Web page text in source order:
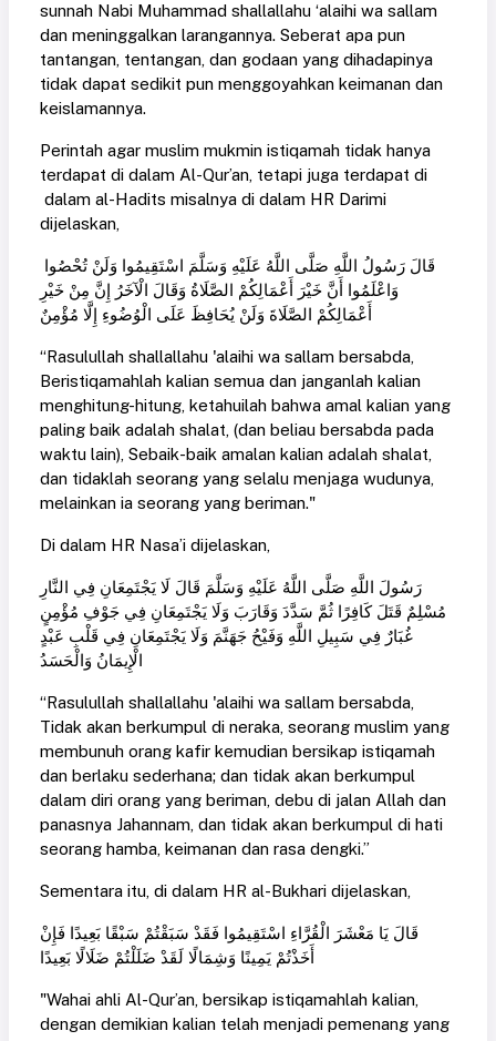
sunnah Nabi Muhammad shallallahu ‘alaihi wa sallam
dan meninggalkan larangannya. Seberat apa pun
tantangan, tentangan, dan godaan yang dihadapinya
tidak dapat sedikit pun menggoyahkan keimanan dan
keislamannya.
Perintah agar muslim mukmin istiqamah tidak hanya
terdapat di dalam Al-Qur’an, tetapi juga terdapat di
dalam al-Hadits misalnya di dalam HR Darimi
dijelaskan,
وَاعْلَمُوا أَنَّ خَيْرَ أَعْمَالِكُمْ الصَّلَاةُ وَقَالَ الْآخَرُ إِنَّ مِنْ خَيْرِ
أَعْمَالِكُمْ الصَّلَاةَ وَلَنْ يُحَافِظَ عَلَى الْوُضُوءِ إِلَّا مُؤْمِنٌ
“Rasulullah shallallahu 'alaihi wa sallam bersabda,
Beristiqamahlah kalian semua dan janganlah kalian
menghitung-hitung, ketahuilah bahwa amal kalian yang
paling baik adalah shalat, (dan beliau bersabda pada
waktu lain), Sebaik-baik amalan kalian adalah shalat,
dan tidaklah seorang yang selalu menjaga wudunya,
melainkan ia seorang yang beriman."
Di dalam HR Nasa’i dijelaskan,
رَسُولَ اللَّهِ صَلَّى اللَّهُ عَلَيْهِ وَسَلَّمَ قَالَ لَا يَجْتَمِعَانِ فِي النَّارِ
مُسْلِمٌ قَتَلَ كَافِرًا ثُمَّ سَدَّدَ وَقَارَبَ وَلَا يَجْتَمِعَانِ فِي جَوْفِ مُؤْمِنٍ
غُبَارٌ فِي سَبِيلِ اللَّهِ وَفَيْحُ جَهَنَّمَ وَلَا يَجْتَمِعَانِ فِي قَلْبِ عَبْدٍ
الْإِيمَانُ وَالْحَسَدُ
“Rasulullah shallallahu 'alaihi wa sallam bersabda,
Tidak akan berkumpul di neraka, seorang muslim yang
membunuh orang kafir kemudian bersikap istiqamah
dan berlaku sederhana; dan tidak akan berkumpul
dalam diri orang yang beriman, debu di jalan Allah dan
panasnya Jahannam, dan tidak akan berkumpul di hati
seorang hamba, keimanan dan rasa dengki.”
Sementara itu, di dalam HR al-Bukhari dijelaskan,
قَالَ يَا مَعْشَرَ الْقُرَّاءِ اسْتَقِيمُوا فَقَدْ سَبَقْتُمْ سَبْقًا بَعِيدًا فَإِنْ
أَخَذْتُمْ يَمِينًا وَشِمَالًا لَقَدْ ضَلَلْتُمْ ضَلَالًا بَعِيدًا
"Wahai ahli Al-Qur’an, bersikap istiqamahlah kalian,
dengan demikian kalian telah menjadi pemenang yang